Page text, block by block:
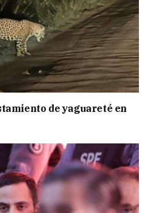
de yaguareté en